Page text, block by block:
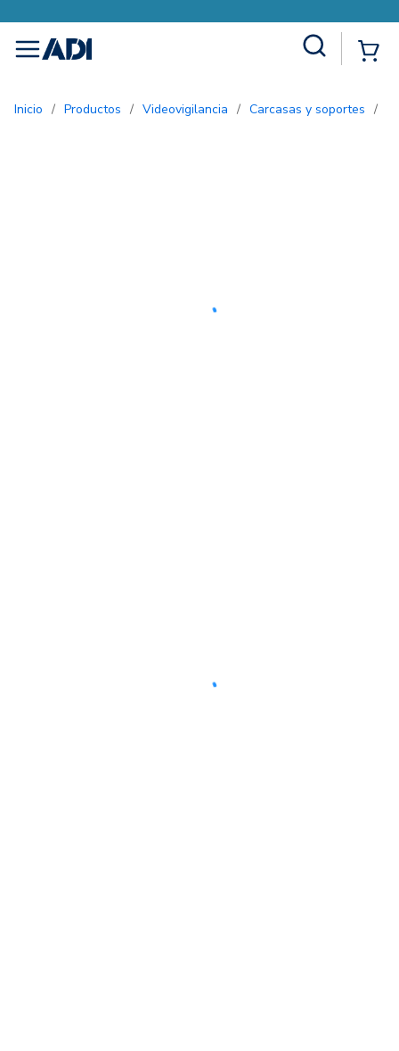
menu
Inicio / Productos / Videovigilancia / Carcasas y soportes /